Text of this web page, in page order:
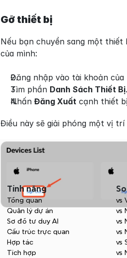
Gỡ thiết bị
Nếu bạn chuyển sang một
của mình:
Đăng nhập vào tài khoản của
Tìm phần Danh Sách Thiết Bị.
Nhấn Đăng Xuất cạnh thiết
Điều này sẽ giải phóng một vị
Tính năng
Tổng quan
Quản lý dự án
Sơ đồ tư duy AI
Cấu trúc trực quan
Hợp tác
Tích hợp
vs
vs
vs
vs
vs
vs